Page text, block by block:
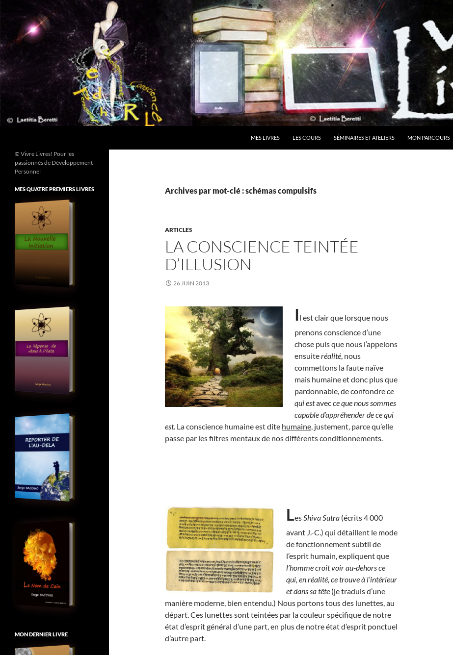
contenu
MES LIVRES LES COURS SÉMINAIRES ET ATELIERS MON PARCOURS
Archives par mot-clé : schémas compulsifs
ARTICLES
LA CONSCIENCE TEINTÉE
D’ILLUSION
26 JUIN 2013
Il est clair que lorsque nous
prenons conscience d’une
chose puis que nous l’appelons
ensuiteréalité, nous
commettons la faute naïve
mais humaine et donc plus que
pardonnable, de confondrece
qui estavecce que nous sommes
capable d’appréhender de ce qui
est. La conscience humaine est dite humaine, justement, parce qu’elle
passe par les filtres mentaux de nos différents conditionnements.
LesShiva Sutra (écrits 4 000
avant J.-C.) qui détaillent le mode
de fonctionnement subtil de
l’esprit humain, expliquent que
l’homme croit voir au-dehors ce
qui, en réalité, ce trouve à l’intérieur
et dans sa tête (je traduis d’une
manière moderne, bien entendu.) Nous portons tous des lunettes, au
départ. Ces lunettes sont teintées par la couleur spécifique de notre
état d’esprit général d’une part, en plus de notre état d’esprit ponctuel
d’autre part.
© Vivre Livres! Pour les
passionnés de Développement
Personnel
MES QUATRE PREMIERS LIVRES
MON DERNIER LIVRE